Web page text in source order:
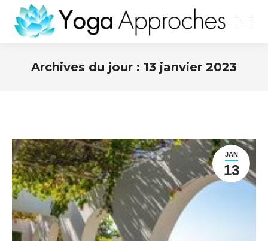
Archives du jour : 13 janvier 2023
JAN
13